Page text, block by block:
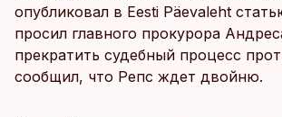
опубликовал в Eesti Päevaleht
просил главного прокурора
прекратить судебный процесс
сообщил, что Репс ждет двойню.